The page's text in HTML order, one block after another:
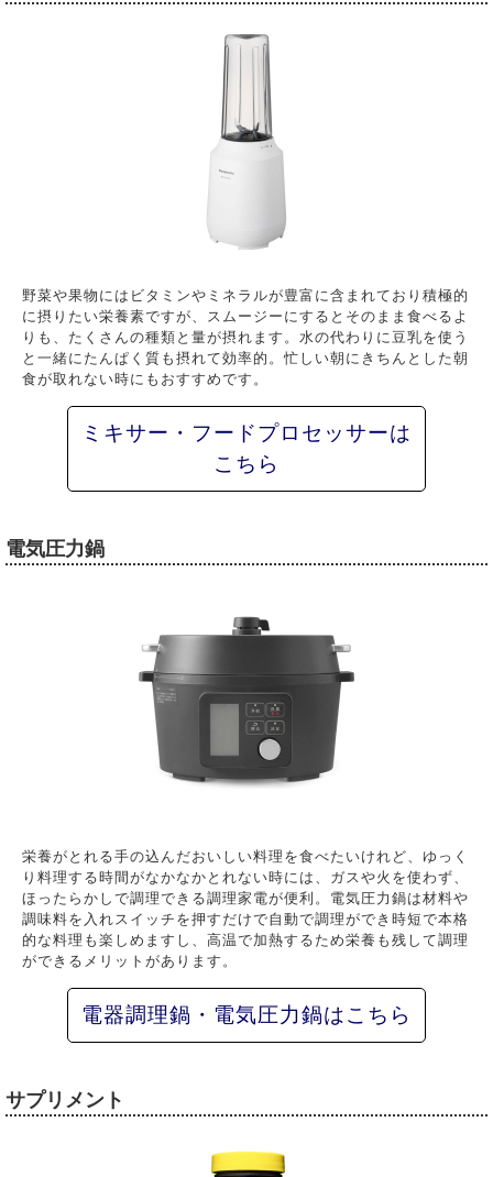
野菜や果物にはビタミンやミネラルが豊富に含まれており積極的
に摂りたい栄養素ですが、スムージーにするとそのまま食べるよ
りも、たくさんの種類と量が摂れます。水の代わりに豆乳を使う
と一緒にたんぱく質も摂れて効率的。忙しい朝にきちんとした朝
食が取れない時にもおすすめです。
ミキサー・フードプロセッサーは
こちら
電気圧力鍋
栄養がとれる手の込んだおいしい料理を食べたいけれど、ゆっく
り料理する時間がなかなかとれない時には、ガスや火を使わず、
ほったらかしで調理できる調理家電が便利。電気圧力鍋は材料や
調味料を入れスイッチを押すだけで自動で調理ができ時短で本格
的な料理も楽しめますし、高温で加熱するため栄養も残して調理
ができるメリットがあります。
電器調理鍋・電気圧力鍋はこちら
サプリメント